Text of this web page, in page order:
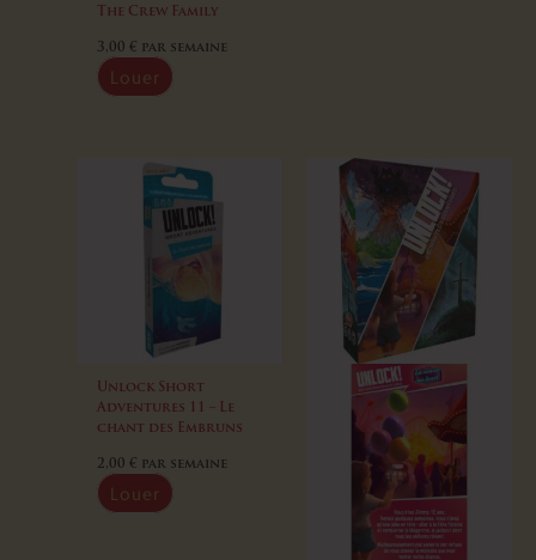
The Crew Family
3,00 € par semaine
Louer
Unlock Short
Adventures 11 – Le
chant des Embruns
2,00 € par semaine
Louer